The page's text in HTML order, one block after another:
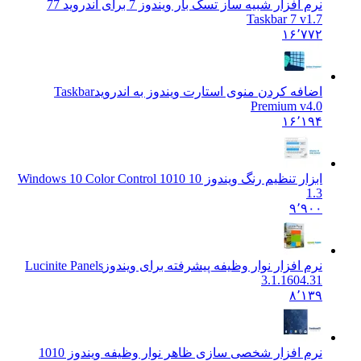
نرم افزار شبیه ساز تسک بار ویندوز 7 برای آندروید 7
7
Taskbar 7 v1.7
۱۶٬۷۷۲
اضافه کردن منوی استارت ویندوز به اندروید Taskbar
Premium v4.0
۱۶٬۱۹۴
ابزار تنظیم رنگ ویندوز 10 10
10 Windows 10 Color Control
نرم افزار نوار وظیفه پیشرفته برای ویندوز Lucinite Panels
3.1.1604.31
نرم افزار شخصی سازی ظاهر نوار وظیفه ویندوز 10 10